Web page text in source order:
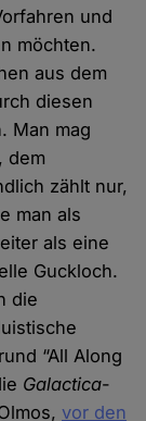
und
möchten.
aus dem
diesen
Man mag
dem
zählt nur,
man als
als eine
Guckloch.
die
“All Along
Galactica-
vor den